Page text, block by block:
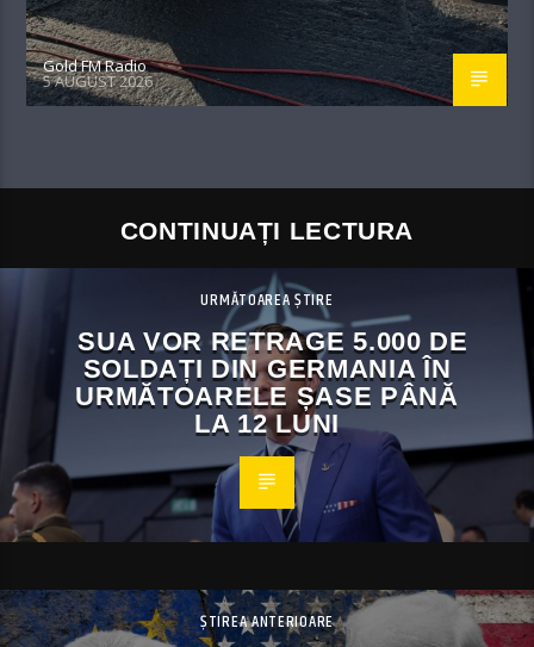
Gold FM Radio
5 AUGUST 2026
CONTINUAȚI LECTURA
URMĂTOAREA ȘTIRE
SUA VOR RETRAGE 5.000 DE
SOLDAȚI DIN GERMANIA ÎN
URMĂTOARELE ȘASE PÂNĂ
LA 12 LUNI
ȘTIREA ANTERIOARE